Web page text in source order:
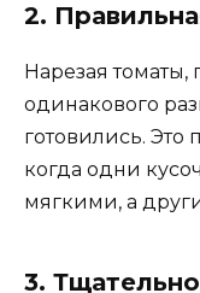
2.
Нарезая томаты,
одинакового
готовились. Это
когда одни
мягкими, а
3.